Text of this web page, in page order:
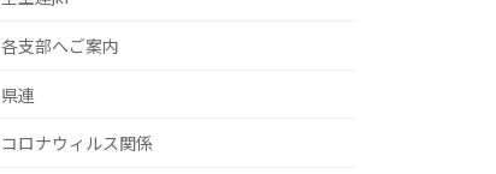
各支部へご案内
県連
コロナウィルス関係